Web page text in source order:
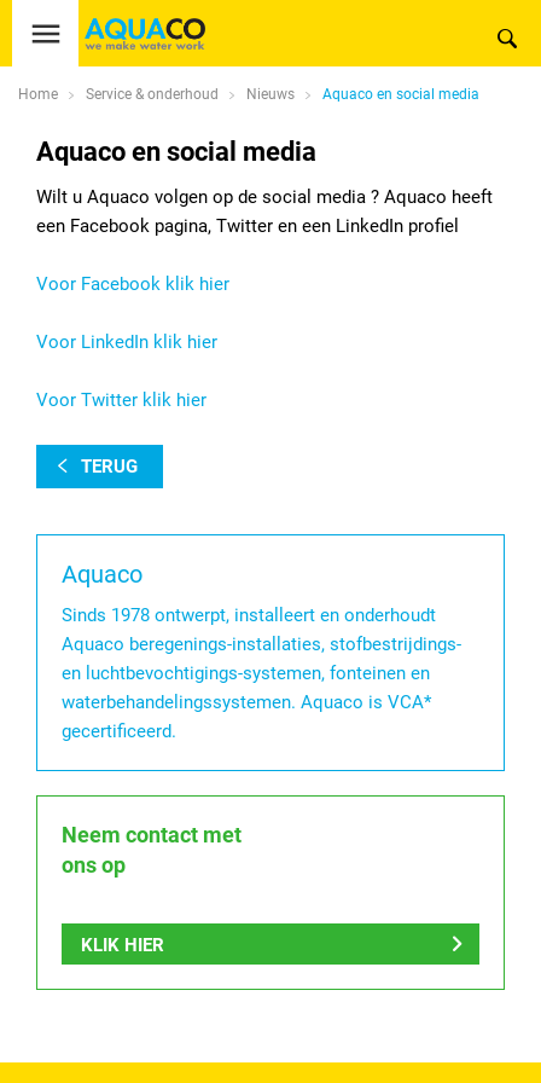
Home Service & onderhoud Nieuws Aquaco en social media
Aquaco en social media
Wilt u Aquaco volgen op de social media ? Aquaco heeft
een Facebook pagina, Twitter en een LinkedIn profiel
Voor Facebook klik hier
Voor LinkedIn klik hier
Voor Twitter klik hier
TERUG
Aquaco
Sinds 1978 ontwerpt, installeert en onderhoudt
Aquaco beregenings-installaties, stofbestrijdings-
en luchtbevochtigings-systemen, fonteinen en
waterbehandelingssystemen. Aquaco is VCA*
gecertificeerd.
Neem contact met
ons op
KLIK HIER